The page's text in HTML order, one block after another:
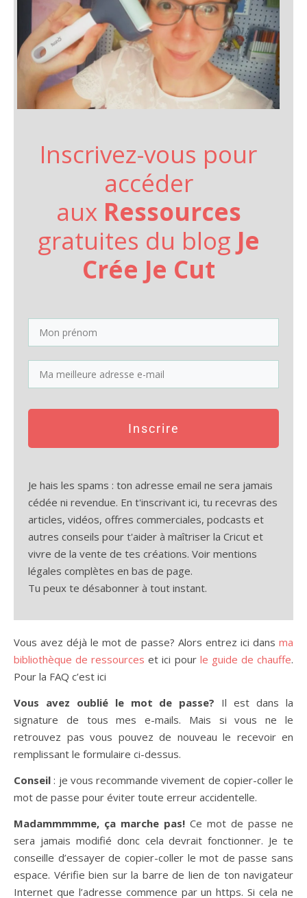
Inscrivez-vous pour
accéder
aux Ressources
gratuites du blog Je
Crée Je Cut
Inscrire
Je hais les spams : ton adresse email ne sera jamais
cédée ni revendue. En t'inscrivant ici, tu recevras des
articles, vidéos, offres commerciales, podcasts et
autres conseils pour t'aider à maîtriser la Cricut et
vivre de la vente de tes créations. Voir mentions
légales complètes en bas de page.
Tu peux te désabonner à tout instant.
Vous avez déjà le mot de passe? Alors entrez ici dans ma
bibliothèque de ressources et ici pour le guide de chauffe.
Pour la FAQ c’est ici
Vous avez oublié le mot de passe? Il est dans la
signature de tous mes e-mails. Mais si vous ne le
retrouvez pas vous pouvez de nouveau le recevoir en
remplissant le formulaire ci-dessus.
Conseil: je vous recommande vivement de copier-coller le
mot de passe pour éviter toute erreur accidentelle.
Madammmmme, ça marche pas! Ce mot de passe ne
sera jamais modifié donc cela devrait fonctionner. Je te
conseille d’essayer de copier-coller le mot de passe sans
espace. Vérifie bien sur la barre de lien de ton navigateur
Internet que l’adresse commence par un https. Si cela ne